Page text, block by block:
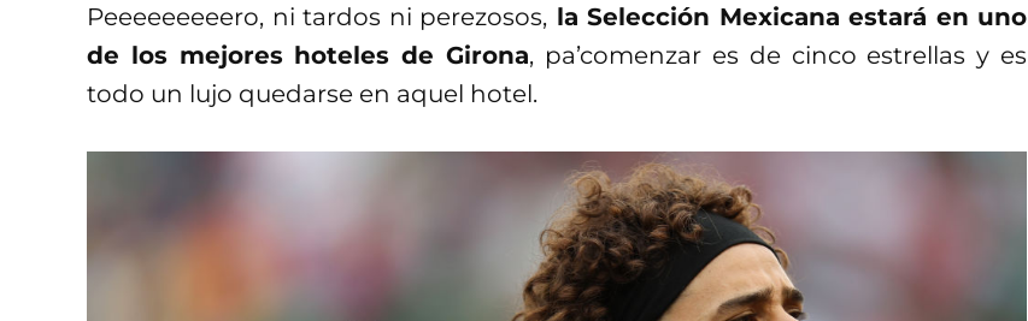
Peeeeeeeeero, ni tardos ni perezosos, la Selección Mexicana estará en uno
de los mejores hoteles de Girona, pa’comenzar es de cinco estrellas y es
todo un lujo quedarse en aquel hotel.